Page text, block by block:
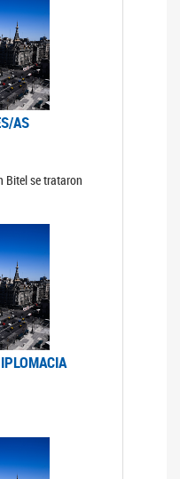
AS
Bitel se trataron